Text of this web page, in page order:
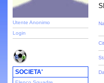
Utente Anonimo
Login
SOCIETA'